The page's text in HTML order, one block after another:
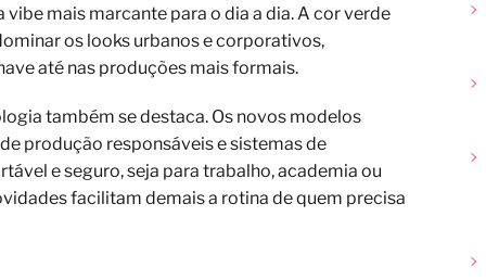
mais marcante para o dia a dia. A cor verde
os looks urbanos e corporativos,
até nas produções mais formais.
também se destaca. Os novos modelos
produção responsáveis e sistemas de
e seguro, seja para trabalho, academia ou
facilitam demais a rotina de quem precisa